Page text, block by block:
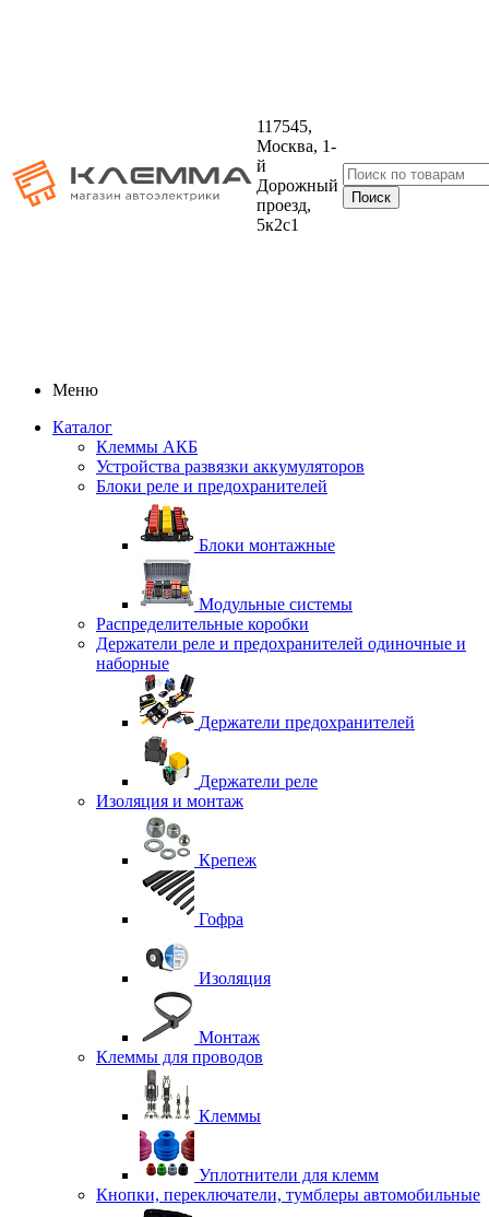
117545,
Москва, 1-
й
Дорожный
проезд,
5к2с1
Меню
Каталог
Клеммы АКБ
Устройства развязки аккумуляторов
Блоки реле и предохранителей
Блоки монтажные
Модульные системы
Распределительные коробки
Держатели реле и предохранителей одиночные и
наборные
Держатели предохранителей
Держатели реле
Изоляция и монтаж
Крепеж
Гофра
Изоляция
Монтаж
Клеммы для проводов
Клеммы
Уплотнители для клемм
Кнопки, переключатели, тумблеры автомобильные